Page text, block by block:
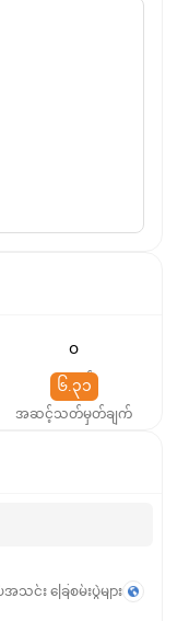
၀
ပွဲစတင်
၆.၃၁
အဆင့်သတ်မှတ်ချက်
င်း ခြေစမ်းပွဲများ